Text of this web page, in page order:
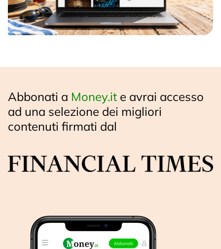
Abbonati a Money.it e avrai accesso
ad una selezione dei migliori
contenuti firmati dal